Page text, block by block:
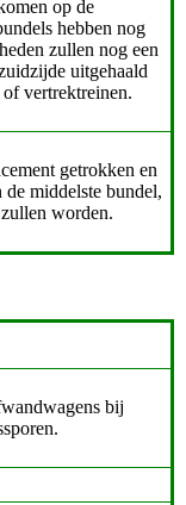
op de
hebben nog
zullen nog een
uitgehaald
vertrektreinen.
getrokken en
de middelste bundel,
worden.
bij